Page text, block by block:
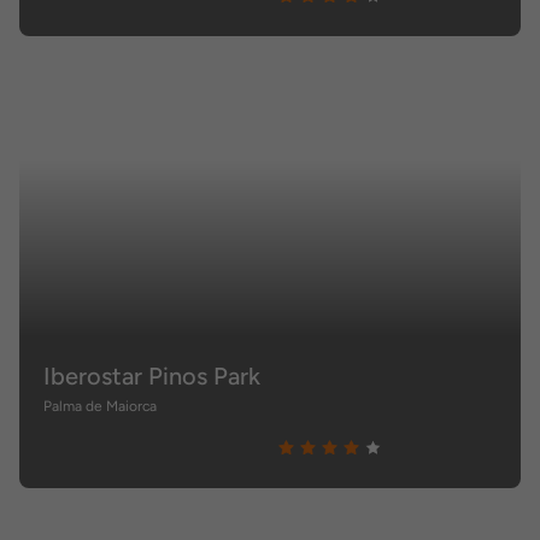
Iberostar Pinos Park
Palma de Maiorca